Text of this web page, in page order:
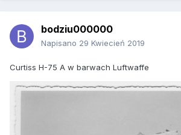
bodziu000000
Napisano 29 Kwiecień 2019
Curtiss H-75 A w barwach Luftwaffe